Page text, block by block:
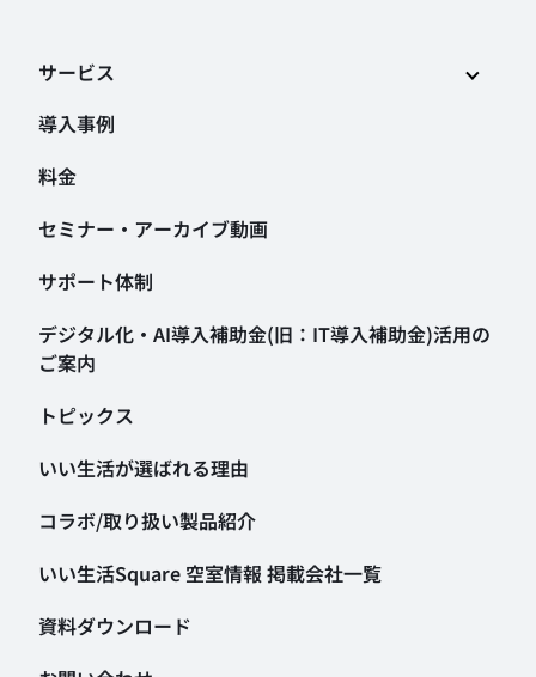
導入事例
料金
セミナー・アーカイブ動画
サポート体制
デジタル化・AI導入補助金(旧：IT導入補助金)活用の
ご案内
トピックス
いい生活が選ばれる理由
コラボ/取り扱い製品紹介
いい生活Square 空室情報掲載会社一覧
資料ダウンロード
サービス